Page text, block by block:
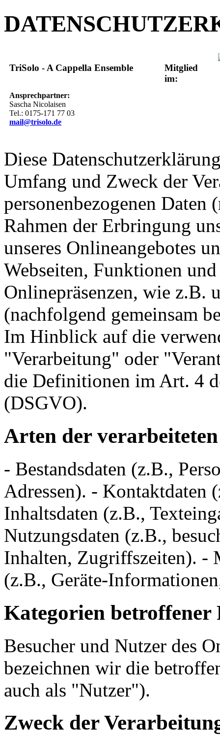
TriSolo - A Cappella Ensemble
Ansprechpartner:
Sascha Nicolaisen
Tel.: 0175-171 77 03
mail@trisolo.de
Mitglied
im:
Diese
Umfang und Zweck der
personenbezogenen
Rahmen der Erbringung
unseres Onlineangebotes
Webseiten, Funktionen
Onlinepräsenzen, wie z.B.
(nachfolgend gemeinsam
Im Hinblick auf die
"Verarbeitung" oder
die Definitionen im Art. 4
(DSGVO).
Arten der
- Bestandsdaten (z.B.,
Adressen). - Kontaktdaten
Inhaltsdaten (z.B.,
Nutzungsdaten (z.B.,
Inhalten, Zugriffszeiten). -
(z.B., Geräte-
Kategorien betroffener
Besucher und Nutzer des
bezeichnen wir die
auch als "Nutzer").
Zweck der